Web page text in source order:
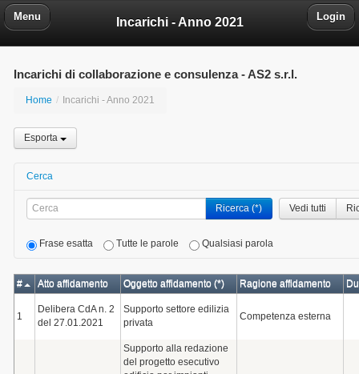
Menu Incarichi - Anno 2021 Login
Incarichi di collaborazione e consulenza - AS2 s.r.l.
Home / Incarichi - Anno 2021
Esporta
Cerca
Ricerca (*) Vedi tutti
Frase esatta Tutte le parole Qualsiasi parola
# Atto affidamento Oggetto affidamento (*) Ragione affidamento
1
Delibera CdA n. 2
del 27.01.2021
Supporto settore edilizia
privata
Competenza esterna
Supporto alla redazione
del progetto esecutivo